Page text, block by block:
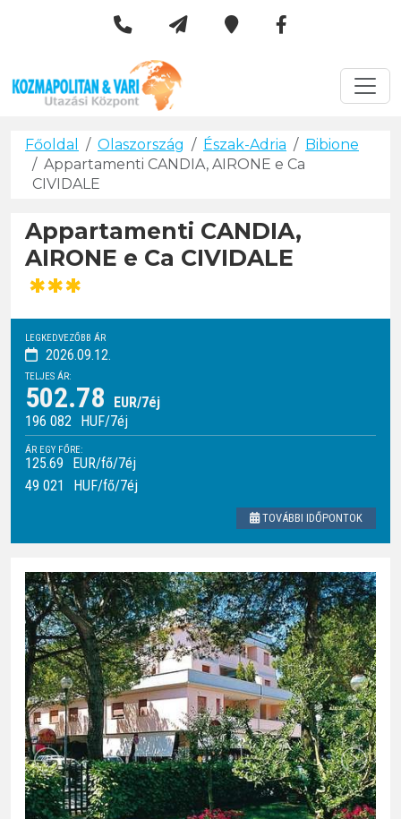
Kozmapolitan & Vári Utazási
Főoldal Olaszország Észak-Adria
Bibione
Appartamenti CANDIA, AIRONE e Ca
CIVIDALE
Appartamenti CANDIA,
AIRONE e Ca CIVIDALE
***
LEGKEDVEZŐBB ÁR
2026.09.12.
TELJES ÁR:
502.78
EUR/7éj
196 082 HUF/7éj
ÁR EGY FŐRE:
125.69
EUR/fő/7éj
49 021
HUF/fő/7éj
TOVÁBBI IDŐPONTOK